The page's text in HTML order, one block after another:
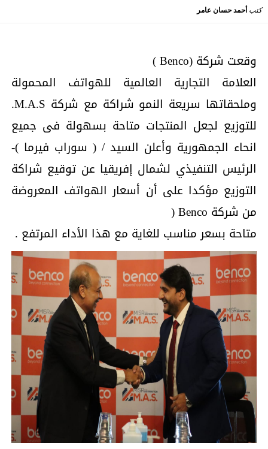
كتبأحمد حسان عامر
وقعت شركة (Benco )
العلامة التجارية العالمية للهواتف المحمولة
وملحقاتها سريعة النمو شراكة مع شركة M.A.S.
للتوزيع لجعل المنتجات متاحة بسهولة فى جميع
انحاء الجمهورية وأعلن السيد / ( سوراب فيرما )-
الرئيس التنفيذي لشمال إفريقيا عن توقيع شراكة
التوزيع مؤكدا على أن أسعار الهواتف المعروضة
من شركة Benco (
متاحة بسعر مناسب للغاية مع هذا الأداء المرتفع .